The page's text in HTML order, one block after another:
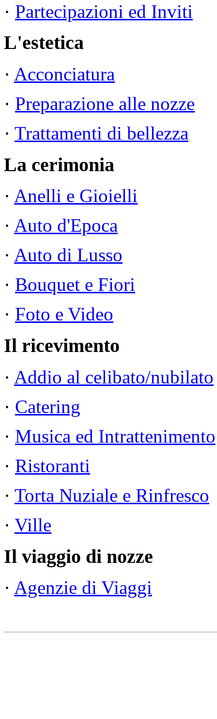
· Partecipazioni ed Inviti
L'estetica
· Acconciatura
· Preparazione alle nozze
· Trattamenti di bellezza
La cerimonia
· Anelli e Gioielli
· Auto d'Epoca
· Auto di Lusso
· Bouquet e Fiori
· Foto e Video
Il ricevimento
· Addio al celibato/nubilato
· Catering
· Musica ed Intrattenimento
· Ristoranti
· Torta Nuziale e Rinfresco
· Ville
Il viaggio di nozze
· Agenzie di Viaggi